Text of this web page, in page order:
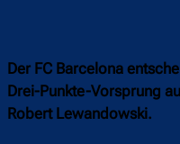
Der FC Barcelona
Drei-Punkte-Vorsprung
Robert Lewandowski.